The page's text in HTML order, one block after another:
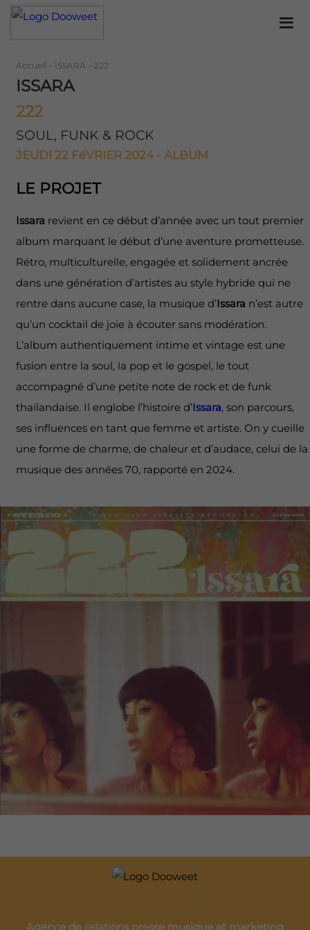
Accueil » ISSARA – 222
ISSARA
222
SOUL, FUNK & ROCK
JEUDI 22 FéVRIER 2024 - ALBUM
LE PROJET
Issara revient en ce début d’année avec un tout premier
album marquant le début d’une aventure prometteuse.
Rétro, multiculturelle, engagée et solidement ancrée
dans une génération d’artistes au style hybride qui ne
rentre dans aucune case, la musique d’Issara n’est autre
qu’un cocktail de joie à écouter sans modération.
L’album authentiquement intime et vintage est une
fusion entre la soul, la pop et le gospel, le tout
accompagné d’une petite note de rock et de funk
thaïlandaise. Il englobe l’histoire d’Issara, son parcours,
ses influences en tant que femme et artiste. On y cueille
une forme de charme, de chaleur et d’audace, celui de la
musique des années 70, rapporté en 2024.
Agence de relations presse musique et marketing